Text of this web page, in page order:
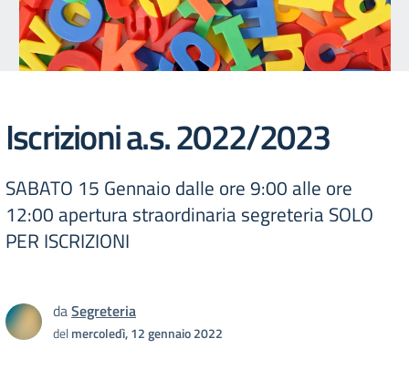
Iscrizioni a.s. 2022/2023
SABATO 15 Gennaio dalle ore 9:00 alle ore
12:00 apertura straordinaria segreteria SOLO
PER ISCRIZIONI
daSegreteria
delmercoledì, 12 gennaio 2022